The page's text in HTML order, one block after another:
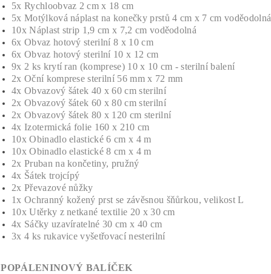
5x Rychloobvaz 2 cm x 18 cm
5x Motýlková náplast na konečky prstů 4 cm x 7 cm voděodolná
10x Náplast strip 1,9 cm x 7,2 cm voděodolná
6x Obvaz hotový sterilní 8 x 10 cm
6x Obvaz hotový sterilní 10 x 12 cm
9x 2 ks krytí ran (komprese) 10 x 10 cm - sterilní balení
2x Oční komprese sterilní 56 mm x 72 mm
4x Obvazový šátek 40 x 60 cm sterilní
2x Obvazový šátek 60 x 80 cm sterilní
2x Obvazový šátek 80 x 120 cm sterilní
4x Izotermická folie 160 x 210 cm
10x Obinadlo elastické 6 cm x 4 m
10x Obinadlo elastické 8 cm x 4 m
2x Pruban na končetiny, pružný
4x Šátek trojcípý
2x Převazové nůžky
1x Ochranný kožený prst se závěsnou šňůrkou, velikost L
10x Utěrky z netkané textilie 20 x 30 cm
4x Sáčky uzavíratelné 30 cm x 40 cm
3x 4 ks rukavice vyšetřovací nesterilní
POPÁLENINOVÝ BALÍČEK